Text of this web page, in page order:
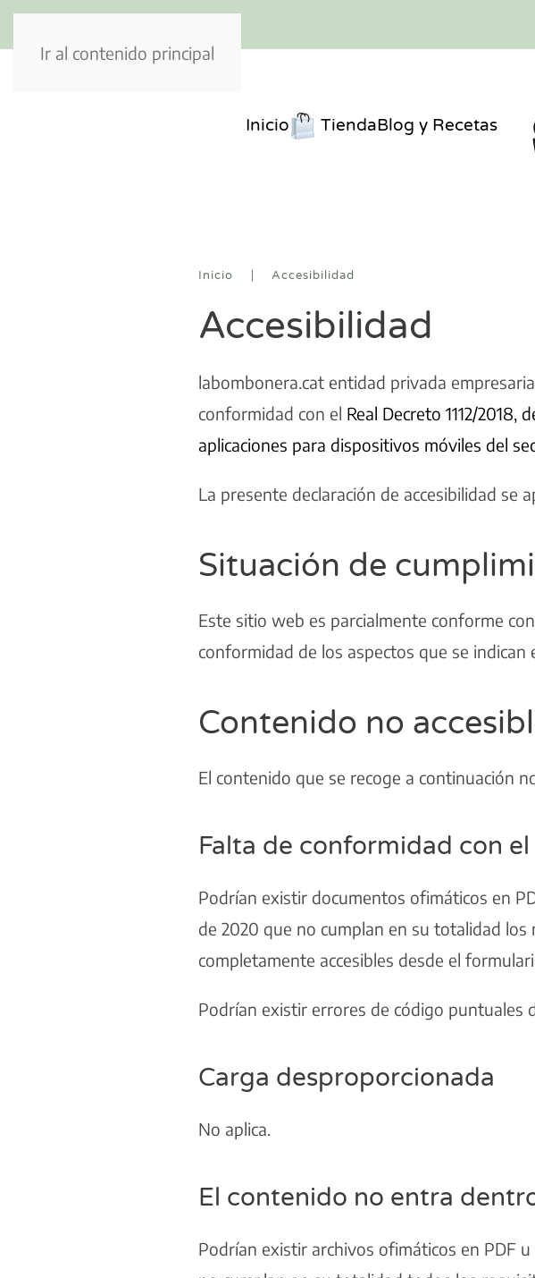
Ir al contenido principal
Inicio TiendaBlog y Recetas
Inicio Accesibilidad
Accesibilidad
labombonera.cat entidad privada
conformidad con el Real Decreto 1112/
aplicaciones para dispositivos móviles del
La presente declaración de accesibilidad se
Situación de
Este sitio web es parcialmente conforme
conformidad de los aspectos que se indican
Contenido no
El contenido que se recoge a continuación
Falta de conformidad con
Podrían existir documentos ofimáticos en
de 2020 que no cumplan en su totalidad
completamente accesibles desde el
Podrían existir errores de código puntuales
Carga desproporcionada
No aplica.
El contenido no entra
Podrían existir archivos ofimáticos en PDF